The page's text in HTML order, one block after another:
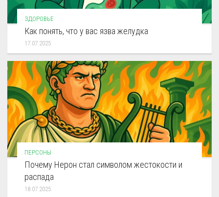
ЗДОРОВЬЕ
Как понять, что у вас язва желудка
17.07.2025
ПЕРСОНЫ
Почему Нерон стал символом жестокости и
распада
18.07.2025